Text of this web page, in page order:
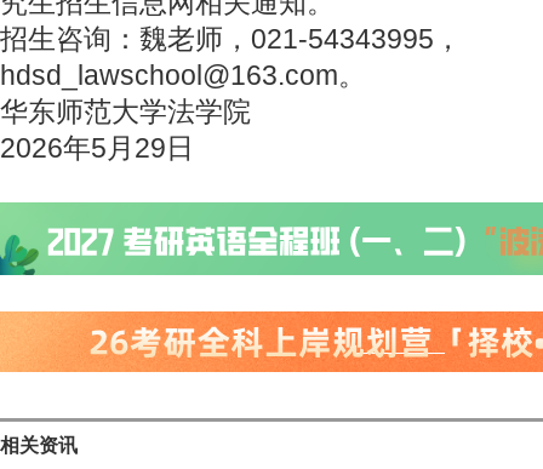
招生咨询：魏老师，021-54343995，
hdsd_lawschool@163.com。
华东师范大学法学院
2026年5月29日
相关资讯